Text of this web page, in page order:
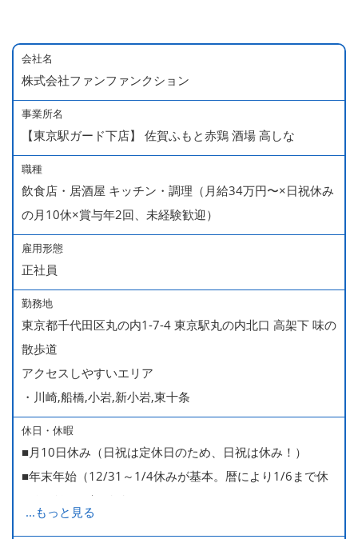
会社名
株式会社ファンファンクション
事業所名
【東京駅ガード下店】 佐賀ふもと赤鶏 酒場 高しな
職種
飲食店・居酒屋 キッチン・調理（月給34万円〜×日祝休み
の月10休×賞与年2回、未経験歓迎）
雇用形態
正社員
勤務地
東京都千代田区丸の内1-7-4 東京駅丸の内北口 高架下 味の
散歩道
アクセスしやすいエリア
・川崎,船橋,小岩,新小岩,東十条
休日・休暇
■月10日休み（日祝は定休日のため、日祝は休み！）
■年末年始（12/31～1/4休みが基本。暦により1/6まで休
みなどもございます）
■GW・お盆（暦通り）
...もっと見る